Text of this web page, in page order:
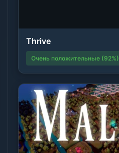
Thrive
Очень положительные (92%)